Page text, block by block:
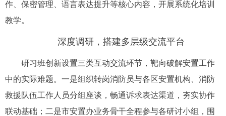
作、保密管理、语言表达提升等核心内容，开展系统化培训
教学。
深度调研，搭建多层级交流平台
研习班创新设置三类互动交流环节，靶向破解安置工作
中的实际难题。一是组织转岗消防员与各区安置机构、消防
救援队伍工作人员分组座谈，畅通诉求表达渠道，夯实协作
联动基础；二是市安置办业务骨干全程参与各研讨小组，围